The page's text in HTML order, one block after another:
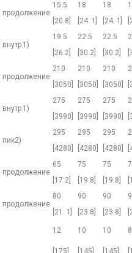
продолжение
15.5 18 18
[20.8] [24. 1] [24. 1]
внутр.1)
19.5 22.5 22.5
[26.2]
[30.2] [30.2]
продолжение
210 210 210
[3050] [3050] [3050]
внутр.1)
275 275 275
[3990]
[3990] [3990]
пик2)
295 295 295
[4280]
[4280] [4280]
продолжение
65 75 75
[17.2]
[19.8] [19.8]
продолжение
80 90 90
[21. 1]
[23.8] [23.8]
12 10 10 8
[175] [145] [145]